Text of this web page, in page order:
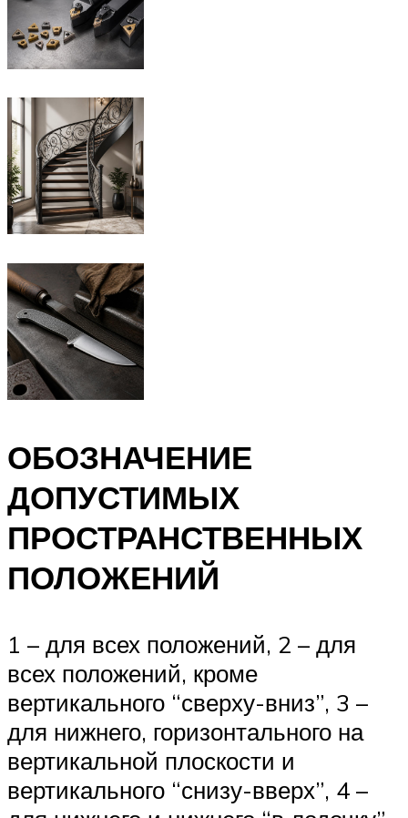
ОБОЗНАЧЕНИЕ
ДОПУСТИМЫХ
ПРОСТРАНСТВЕННЫХ
ПОЛОЖЕНИЙ
1 – для всех положений, 2 – для
всех положений, кроме
вертикального “сверху-вниз”, 3 –
для нижнего, горизонтального на
вертикальной плоскости и
вертикального “снизу-вверх”, 4 –